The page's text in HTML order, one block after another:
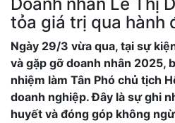
tỏa giá trị qua hành
Ngày 29/3 vừa qua, tại sự
và gặp gỡ doanh nhân 2025,
nhiệm làm Tân Phó chủ tịch
doanh nghiệp. Đây là sự ghi
huyết và đóng góp không